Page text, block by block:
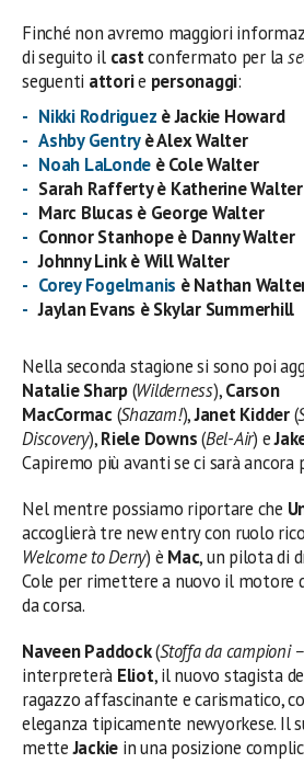
Finché non avremo maggiori
di seguito il castconfermato per la
seguenti attorie personaggi:
Nikki Rodriguez è Jackie Howard
Ashby Gentryè Alex Walter
Noah LaLonde è Cole Walter
Sarah Rafferty è Katherine Walter
Marc Blucas è George Walter
Connor Stanhope è Danny Walter
Johnny Link è Will Walter
Corey Fogelmanis è Nathan
Jaylan Evans è Skylar Summerhill
Nella seconda stagione si sono poi
Natalie Sharp(Wilderness),Carson
MacCormac (Shazam!),Janet Kidder(
Discovery),Riele Downs(Bel-Air) e
Capiremo più avanti se ci sarà ancora
Nel mentre possiamo riportare che
accoglierà tre new entry con ruolo
Welcome to Derry) è Mac, un pilota di
Cole per rimettere a nuovo il motore
da corsa.
Naveen Paddock(Stoffa da campioni
interpreterà Eliot, il nuovo stagista
ragazzo affascinante e carismatico,
eleganza tipicamente newyorkese. Il
metteJackie in una posizione